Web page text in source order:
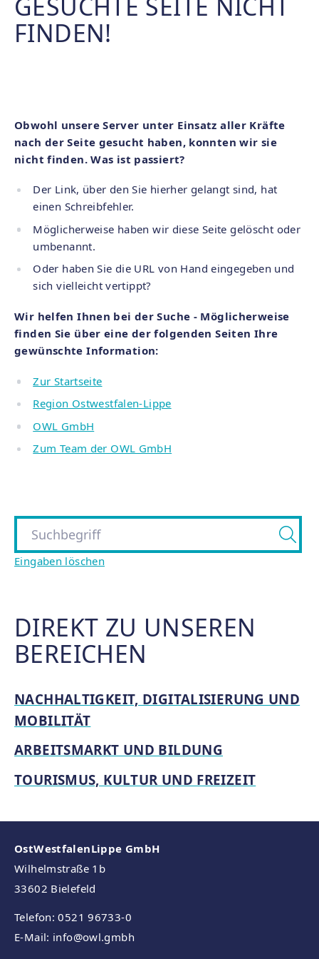
FINDEN!
Obwohl unsere Server unter Einsatz aller Kräfte
nach der Seite gesucht haben, konnten wir sie
nicht finden. Was ist passiert?
Der Link, über den Sie hierher gelangt sind, hat
einen Schreibfehler.
Möglicherweise haben wir diese Seite gelöscht oder
umbenannt.
Oder haben Sie die URL von Hand eingegeben und
sich vielleicht vertippt?
Wir helfen Ihnen bei der Suche - Möglicherweise
finden Sie über eine der folgenden Seiten Ihre
gewünschte Information:
Zur Startseite
Region Ostwestfalen-Lippe
OWL GmbH
Zum Team der OWL GmbH
Eingaben löschen
DIREKT ZU UNSEREN
BEREICHEN
NACHHALTIGKEIT, DIGITALISIERUNG UND
MOBILITÄT
ARBEITSMARKT UND BILDUNG
TOURISMUS, KULTUR UND FREIZEIT
OstWestfalenLippe GmbH
Wilhelmstraße 1b
33602 Bielefeld
Telefon: 0521 96733-0
E-Mail: info@owl.gmbh